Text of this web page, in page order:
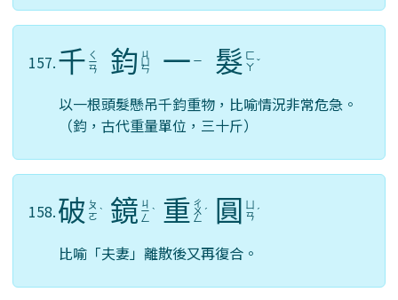
157.千 ㄑ
ㄧ
ㄢ 鈞 ㄐ
ㄩ
ㄣ 一 ㄧ 髮 ㄈ
ㄚ ˇ
以一根頭髮懸吊千鈞重物，比喻情況非常危急。
（鈞，古代重量單位，三十斤）
158.破 ㄆ
ㄛ ˋ 鏡 ㄐ
ㄧ
ㄥ
ˋ 重 ㄔ
ㄨ
ㄥ
ˊ 圓
ㄢ ˊ
比喻「夫妻」離散後又再復合。